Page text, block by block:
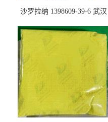
沙罗拉纳 1398609-39-6 武汉